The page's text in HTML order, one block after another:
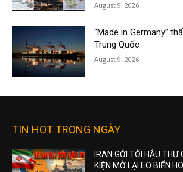
August 9, 2026
“Made in Germany”
Trung Quốc
August 9, 2026
TIN HOT TRONG NGÀY
IRAN GỞI TỐI HẬU THƯ
KIỆN MỞ LẠI EO BIỂN